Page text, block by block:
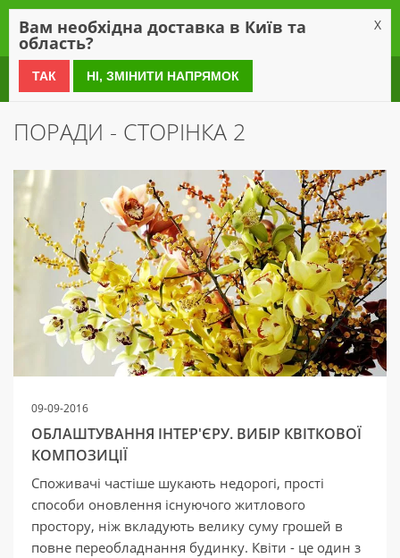
0 800 21 54 55
ПОРАДИ - СТОРІНКА 2
09-09-2016
ОБЛАШТУВАННЯ ІНТЕР'ЄРУ. ВИБІР КВІТКОВОЇ
КОМПОЗИЦІЇ
Споживачі частіше шукають недорогі, прості
способи оновлення існуючого житлового
простору, ніж вкладують велику суму грошей в
повне переобладнання будинку. Квіти - це один з
Вам необхідна доставка в Київ та
область?
X
ТАК НІ, ЗМІНИТИ НАПРЯМОК